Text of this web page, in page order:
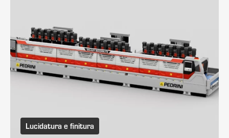
Lucidatura e finitura